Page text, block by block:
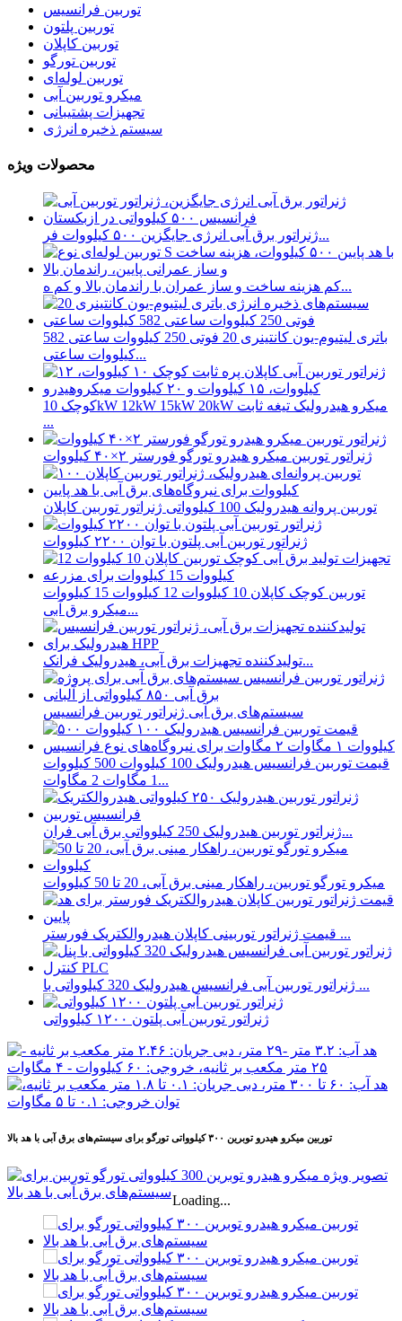
توربین فرانسیس
توربین پلتون
توربین کاپلان
توربین تورگو
توربین لوله‌ای
میکرو توربین آبی
تجهیزات پشتیبانی
سیستم ذخیره انرژی
محصولات ویژه
ژنراتور برق آبی انرژی جایگزین ۵۰۰ کیلووات فر...
کم هزینه ساخت و ساز عمران با راندمان بالا و کم ه...
باتری لیتیوم-یون کانتینری 20 فوتی 250 کیلووات ساعتی 582
کیلووات ساعتی...
کوچک 10kW 12kW 15kW 20kW میکرو هیدرولیک تیغه ثابت
...
ژنراتور توربین میکرو هیدرو تورگو فورستر ۲×۴۰ کیلووات
توربین پروانه هیدرولیک 100 کیلوواتی ژنراتور توربین کاپلان
ژنراتور توربین آبی پلتون با توان ۲۲۰۰ کیلووات
توربین کوچک کاپلان 10 کیلووات 12 کیلووات 15 کیلووات
میکرو برق آبی...
تولیدکننده تجهیزات برق آبی، هیدرولیک فرانک...
سیستم‌های برق آبی ژنراتور توربین فرانسیس
قیمت توربین فرانسیس هیدرولیک 100 کیلووات 500 کیلووات
1 مگاوات 2 مگاوات...
ژنراتور توربین هیدرولیک 250 کیلوواتی برق آبی فران...
میکرو تورگو توربین، راهکار مینی برق آبی، 20 تا 50 کیلووات
قیمت ژنراتور توربینی کاپلان هیدروالکتریک فورستر ...
ژنراتور توربین آبی فرانسیس هیدرولیک 320 کیلوواتی با ...
ژنراتور توربین آبی پلتون ۱۲۰۰ کیلوواتی
توربین میکرو هیدرو توبرین ۳۰۰ کیلوواتی تورگو برای سیستم‌های برق آبی با هد بالا
Loading...